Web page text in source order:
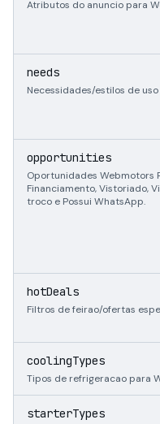
Atributos do anuncio para
needs
Necessidades/estilos de
opportunities
Oportunidades Webmotors
Financiamento, Vistoriado,
troco e Possui WhatsApp.
hotDeals
Filtros de feirao/ofertas
coolingTypes
Tipos de refrigeracao para
starterTypes